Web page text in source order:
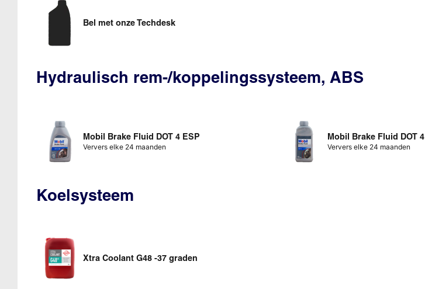
Bel met onze Techdesk
Hydraulisch rem-/koppelingssysteem, ABS
Mobil Brake Fluid DOT 4 ESP
Ververs elke 24 maanden
Mobil Brake Fluid DOT 4
Ververs elke 24 maanden
Koelsysteem
Xtra Coolant G48 -37 graden